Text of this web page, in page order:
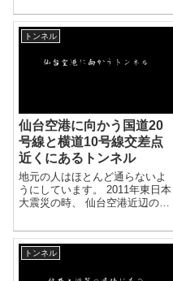
トンネルでは明治時代に掘削さ
れたトンネルがあります。 明治
44年から掘削を開始し、当時の
トンネル
仙台空港に向かう国道20
号線と横道10号線交差点
近くにあるトンネル
地元の人はほとんど通らないよ
うにしています。 2011年東日本
大震災の時、 仙台空港近辺の道
水没しました。 高速から降りた
空港に向かう20号線、 仙台及び
近辺市町が利用する10号線...
トンネル